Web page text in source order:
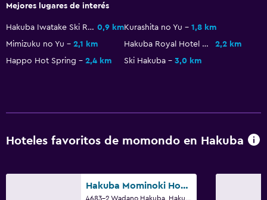
Almohada sin plumas
Tetera
Máquina expendedora (bebidas)
Mejores lugares de interés
Hakuba Iwatake Ski Resort Lily Farm & Mountain View 0,9 kmKurashita no Yu
1,8 km
Mimizuku no Yu
2,1 km Hakuba Royal Hotel Hot Spring
2,2 km
Happo Hot Spring
2,4 km Ski Hakuba 3,0 km
Hoteles favoritos de momondo en Hakuba
Hakuba Mominoki Hotel